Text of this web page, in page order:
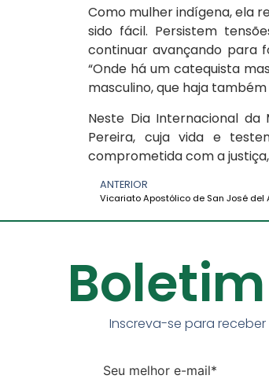
Como mulher indígena, ela
sido fácil. Persistem
continuar avançando para
“Onde há um catequista
masculino, que haja também
Neste Dia Internacional da
Pereira, cuja vida e
comprometida com a
ANTERIOR
Inscreva-se para
Seu melhor e-mail*